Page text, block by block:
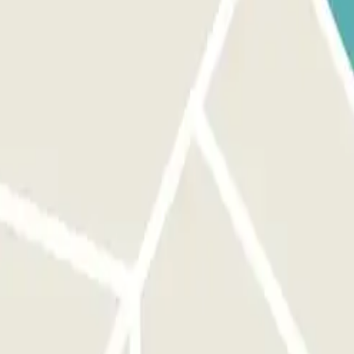
no seu formulário de reserva e/ou e-mail de confirmação de
tenha de fazer nada, tal como fez quando chegou.